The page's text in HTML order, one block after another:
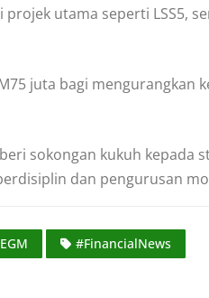
utama seperti LSS5,
juta bagi mengurangkan
sokongan kukuh kepada
dan pengurusan
#FinancialNews